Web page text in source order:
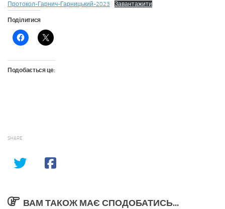
Протокол-Гарнич-Гарницький-2023 Завантажити
Поділитися
Подобається це:
SHARE
ВАМ ТАКОЖ МАЄ СПОДОБАТИСЬ...